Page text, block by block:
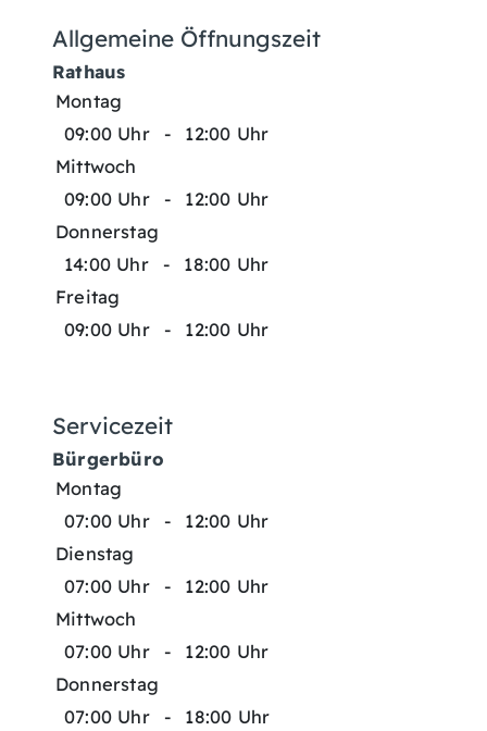
Allgemeine Öffnungszeit
Rathaus
Montag
09:00 Uhr
-
12:00 Uhr
Mittwoch
09:00 Uhr
-
12:00 Uhr
Donnerstag
14:00 Uhr
-
18:00 Uhr
Freitag
09:00 Uhr
- 12:00 Uhr
Servicezeit
Bürgerbüro
Montag
07:00 Uhr
-
12:00 Uhr
Dienstag
07:00 Uhr
-
12:00 Uhr
Mittwoch
07:00 Uhr
-
12:00 Uhr
Donnerstag
07:00 Uhr
-
18:00 Uhr